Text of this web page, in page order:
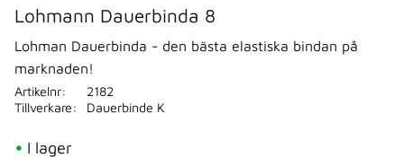
Lohmann Dauerbinda 8
Lohman Dauerbinda - den bästa elastiska bindan på
marknaden!
I lager
Artikelnr
2182
Tillverkare
Dauerbinde K